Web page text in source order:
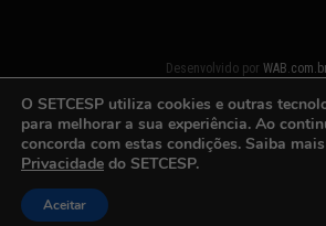
Desenvolvido por
O SETCESP utiliza cookies e outras
para melhorar a sua experiência. Ao
concorda com estas condições. Saiba
Privacidade do SETCESP.
Aceitar